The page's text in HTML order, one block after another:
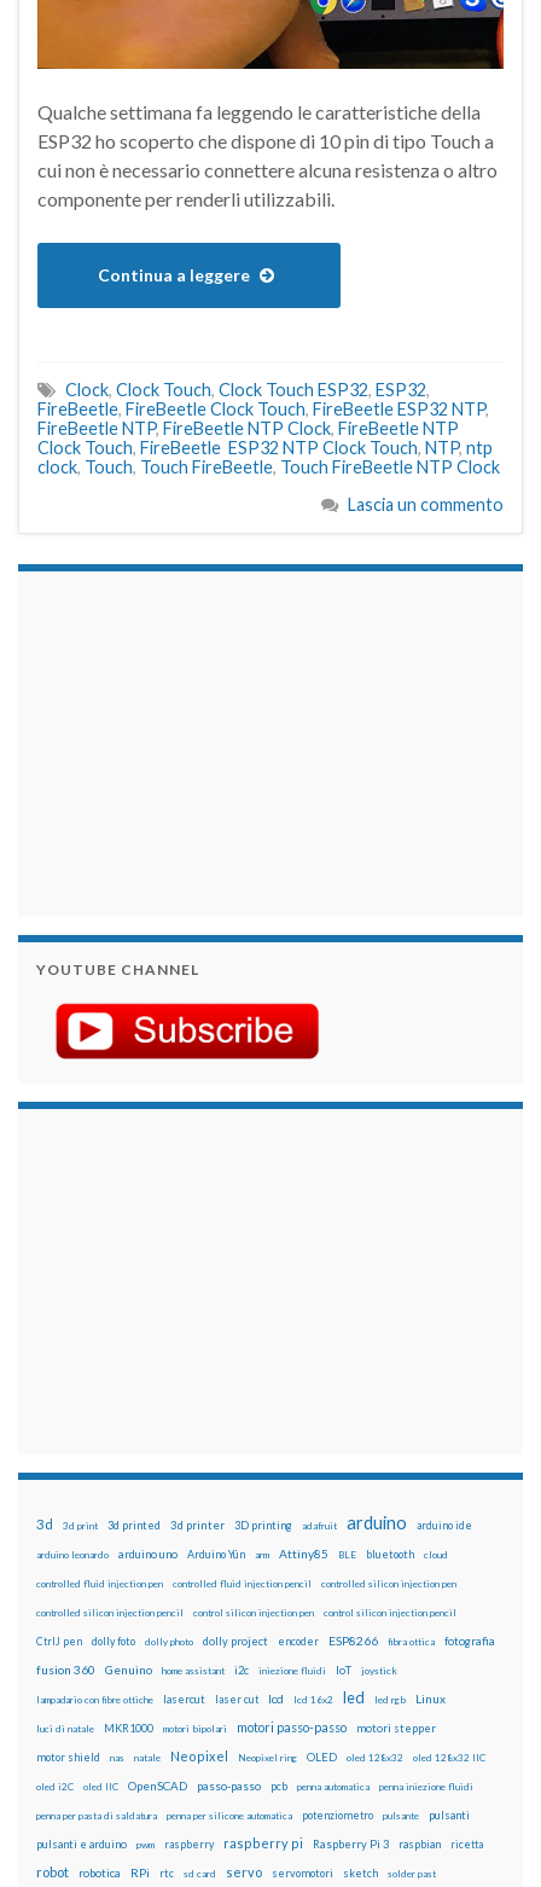
Qualche settimana fa leggendo le caratteristiche della
ESP32 ho scoperto che dispone di 10 pin di tipo Touch a
cui non è necessario connettere alcuna resistenza o altro
componente per renderli utilizzabili.
Continua a leggere
Clock, Clock Touch, Clock Touch ESP32, ESP32,
FireBeetle, FireBeetle Clock Touch, FireBeetle ESP32 NTP,
FireBeetle NTP, FireBeetle NTP Clock, FireBeetle NTP
Clock Touch, FireBeetle ESP32 NTP Clock Touch, NTP, ntp
clock, Touch, Touch FireBeetle, Touch FireBeetle NTP Clock
Lascia un commento
YOUTUBE CHANNEL
3d 3d print 3d printed 3d printer 3D printing adafruit arduino arduino ide
arduino leonardo arduino uno Arduino Yún arm Attiny85 BLE bluetooth cloud
controlled fluid injection pen controlled fluid injection pencil controlled silicon injection pen
controlled silicon injection pencil control silicon injection pen control silicon injection pencil
CtrlJ pen dolly foto dolly photo dolly project encoder ESP8266 fibra ottica fotografia
fusion 360 Genuino home assistant i2c iniezione fluidi IoT joystick
lampadario con fibre ottiche lasercut laser cut lcd lcd 16x2 led led rgb Linux
luci di natale MKR1000 motori bipolari motori passo-passo motori stepper
motor shield nas natale Neopixel Neopixel ring OLED oled 128x32 oled 128x32 IIC
oled i2C oled IIC OpenSCAD passo-passo pcb penna automatica penna iniezione fluidi
penna per pasta di saldatura penna per silicone automatica potenziometro pulsante pulsanti
pulsanti e arduino pwm raspberry raspberry pi Raspberry Pi 3 raspbian ricetta
robot robotica RPi rtc sd card servo servomotori sketch solder past